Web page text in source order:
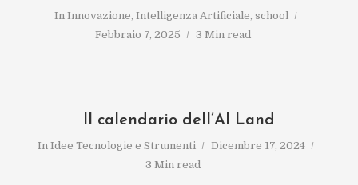
In Innovazione, Intelligenza Artificiale, school
Febbraio 7, 2025
3 Min read
Il calendario dell’AI Land
In Idee Tecnologie e Strumenti
Dicembre 17, 2024
3 Min read